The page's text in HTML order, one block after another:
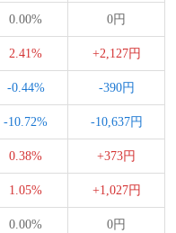
0.00% 0円
2.41% +2,127円
-0.44% -390円
-10.72% -10,637円
0.38% +373円
1.05% +1,027円
0.00% 0円